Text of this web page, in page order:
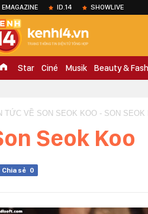
EMAGAZINE ID.14 SHOWLIVE
Star Ciné Musik Beauty &
TỨC VỀ SON SEOK KOO - SON SEOK
Seok Koo
Chia sẻ 0